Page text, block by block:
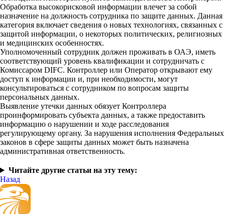
Обработка высокорисковой информации влечет за собой
назначение на должность сотрудника по защите данных. Данная
категория включает сведения о новых технологиях, связанных с
защитой информации, о некоторых политических, религиозных
и медицинских особенностях.
Уполномоченный сотрудник должен проживать в ОАЭ, иметь
соответствующий уровень квалификации и сотрудничать с
Комиссаром DIFC. Контроллер или Оператор открывают ему
доступ к информации и, при необходимости, могут
консультироваться с сотрудником по вопросам защиты
персональных данных.
Выявление утечки данных обязует Контроллера
проинформировать субъекта данных, а также предоставить
информацию о нарушении и ходе расследования
регулирующему органу. За нарушения исполнения Федеральных
законов в сфере защиты данных может быть назначена
административная ответственность.
Читайте другие статьи на эту тему:
Назад